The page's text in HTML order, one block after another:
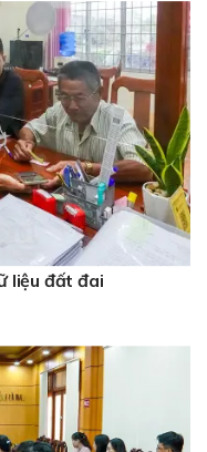
liệu đất đai